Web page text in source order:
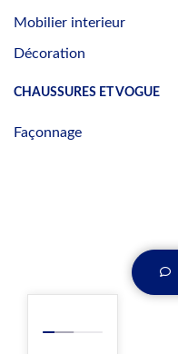
Mobilier interieur
Décoration
CHAUSSURES ET VOGUE
Façonnage